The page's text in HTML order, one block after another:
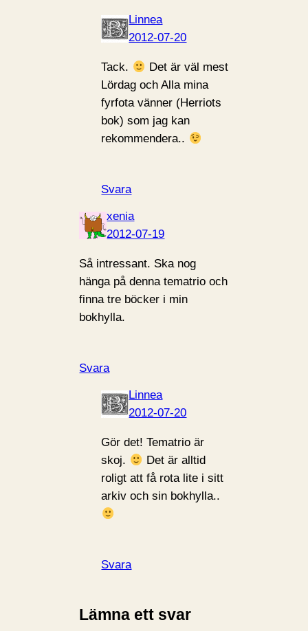
Linnea
2012-07-20
Tack.
Det är väl mest
Lördag och Alla mina
fyrfota vänner (Herriots
bok) som jag kan
rekommendera..
Svara
xenia
2012-07-19
Så intressant. Ska nog
hänga på denna tematrio och
finna tre böcker i min
bokhylla.
Svara
Linnea
2012-07-20
Gör det! Tematrio är
skoj.
Det är alltid
roligt att få rota lite i sitt
arkiv och sin bokhylla..
Svara
Lämna ett svar